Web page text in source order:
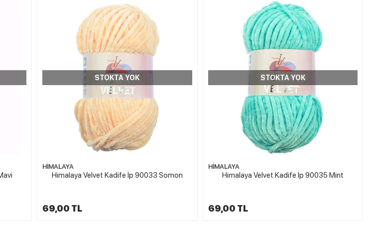
STOKTA YOK
HİMALAYA
Himalaya Velvet Kadife İp 90033 Somon
69,00 TL
STOKTA YOK
HİMALAYA
Himalaya Velvet Kadife İp 90035 Mint
69,00 TL